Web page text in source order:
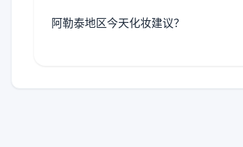
阿勒泰地区今天化妆建议？